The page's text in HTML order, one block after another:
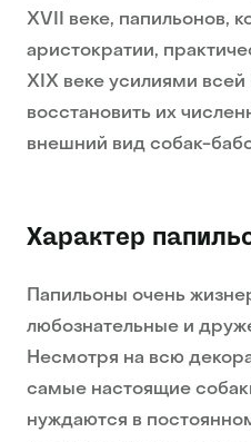
XVII веке, папильонов,
аристократии,
XIX веке усилиями
восстановить их
внешний вид собак-
Характер
Папильоны очень
любознательные и
Несмотря на всю
самые настоящие
нуждаются в